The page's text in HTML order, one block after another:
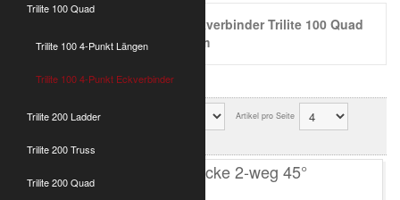
Trilite 100 Quad
Trilite 100 4-Punkt Längen
Trilite 100 4-Punkt Eckverbinder
Trilite 200 Ladder
Trilite 200 Truss
Trilite 200 Quad
4 Punkt Traversen-Eckverbinder Trilite 100 Quad
Optikinetics Knoten Aluminium
Sortierung Artikel pro Seite
T100 4-Punkt Ecke 2-weg 45°